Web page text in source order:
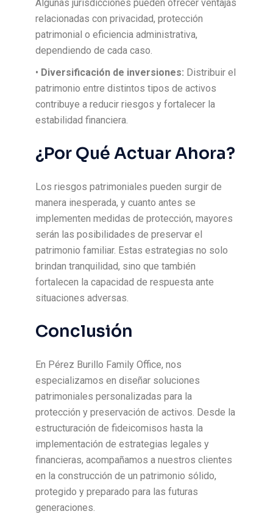
Algunas jurisdicciones pueden ofrecer ventajas
relacionadas con privacidad, protección
patrimonial o eficiencia administrativa,
dependiendo de cada caso.
• Diversificación de inversiones: Distribuir el
patrimonio entre distintos tipos de activos
contribuye a reducir riesgos y fortalecer la
estabilidad financiera.
¿Por Qué Actuar Ahora?
Los riesgos patrimoniales pueden surgir de
manera inesperada, y cuanto antes se
implementen medidas de protección, mayores
serán las posibilidades de preservar el
patrimonio familiar. Estas estrategias no solo
brindan tranquilidad, sino que también
fortalecen la capacidad de respuesta ante
situaciones adversas.
Conclusión
En Pérez Burillo Family Office, nos
especializamos en diseñar soluciones
patrimoniales personalizadas para la
protección y preservación de activos. Desde la
estructuración de fideicomisos hasta la
implementación de estrategias legales y
financieras, acompañamos a nuestros clientes
en la construcción de un patrimonio sólido,
protegido y preparado para las futuras
generaciones.